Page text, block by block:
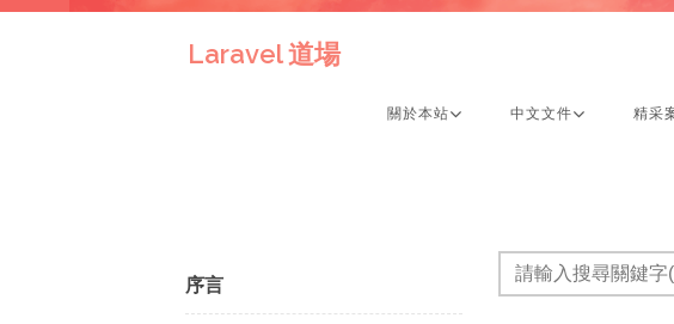
Laravel 道場
關於本站 中文文件 精采
序言